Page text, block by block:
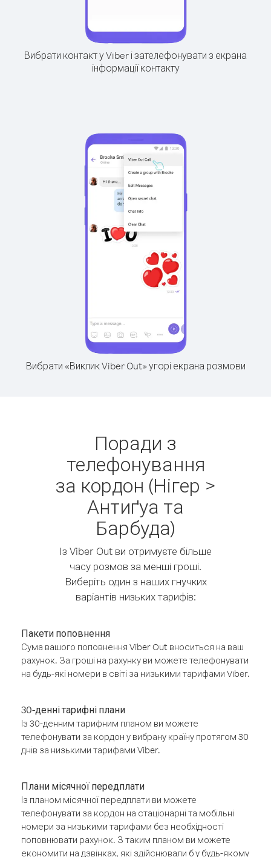
Вибрати контакт у Viber і зателефонувати з екрана
інформації контакту
Вибрати «Виклик Viber Out» угорі екрана розмови
Поради з
телефонування
за кордон (Нігер >
Антиґуа та
Барбуда)
Із Viber Out ви отримуєте більше
часу розмов за менші гроші.
Виберіть один з наших гнучких
варіантів низьких тарифів:
Пакети поповнення
Сума вашого поповнення Viber Out вноситься на ваш
рахунок. За гроші на рахунку ви можете телефонувати
на будь-які номери в світі за низькими тарифами Viber.
30-денні тарифні плани
Із 30-денним тарифним планом ви можете
телефонувати за кордон у вибрану країну протягом 30
днів за низькими тарифами Viber.
Плани місячної передплати
Із планом місячної передплати ви можете
телефонувати за кордон на стаціонарні та мобільні
номери за низькими тарифами без необхідності
поповнювати рахунок. З таким планом ви можете
економити на дзвінках, які здійснювали б у будь-якому